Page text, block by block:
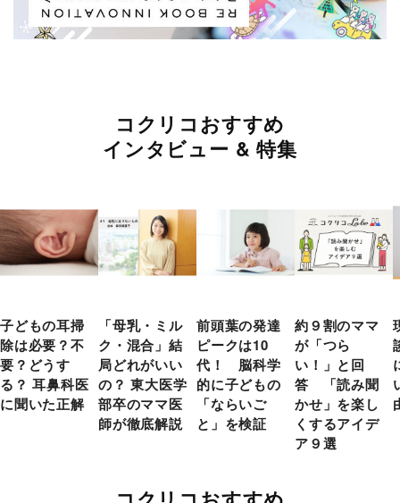
コクリコおすすめ
インタビュー & 特集
子どもの耳掃
除は必要？不
要？どうす
る？ 耳鼻科医
に聞いた正解
「母乳・ミル
ク・混合」結
局どれがいい
の？ 東大医学
部卒のママ医
師が徹底解説
前頭葉の発達
ピークは10
代！ 脳科学
的に子どもの
「ならいご
と」を検証
約９割のママ
が「つら
い！」と回
答 「読み聞
かせ」を楽し
くするアイデ
ア９選